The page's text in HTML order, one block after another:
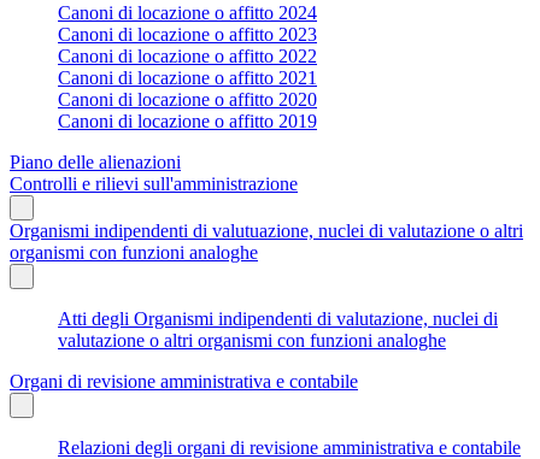
Canoni di locazione o affitto 2024
Canoni di locazione o affitto 2023
Canoni di locazione o affitto 2022
Canoni di locazione o affitto 2021
Canoni di locazione o affitto 2020
Canoni di locazione o affitto 2019
Piano delle alienazioni
Controlli e rilievi sull'amministrazione
Organismi indipendenti di valutuazione, nuclei di valutazione o altri
organismi con funzioni analoghe
Atti degli Organismi indipendenti di valutazione, nuclei di
valutazione o altri organismi con funzioni analoghe
Organi di revisione amministrativa e contabile
Relazioni degli organi di revisione amministrativa e contabile